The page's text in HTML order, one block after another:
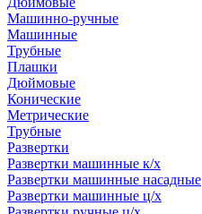
Машинно-ручные
Машинные
Трубные
Плашки
Дюймовые
Конические
Метрические
Трубные
Развертки
Развертки машинные к/х
Развертки машинные насадные
Развертки машинные ц/х